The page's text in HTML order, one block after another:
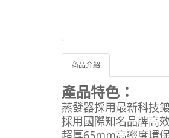
商品介紹
產品特色：
蒸發器採用最新科技
採用國際知名品牌高
超厚65mm高密度環